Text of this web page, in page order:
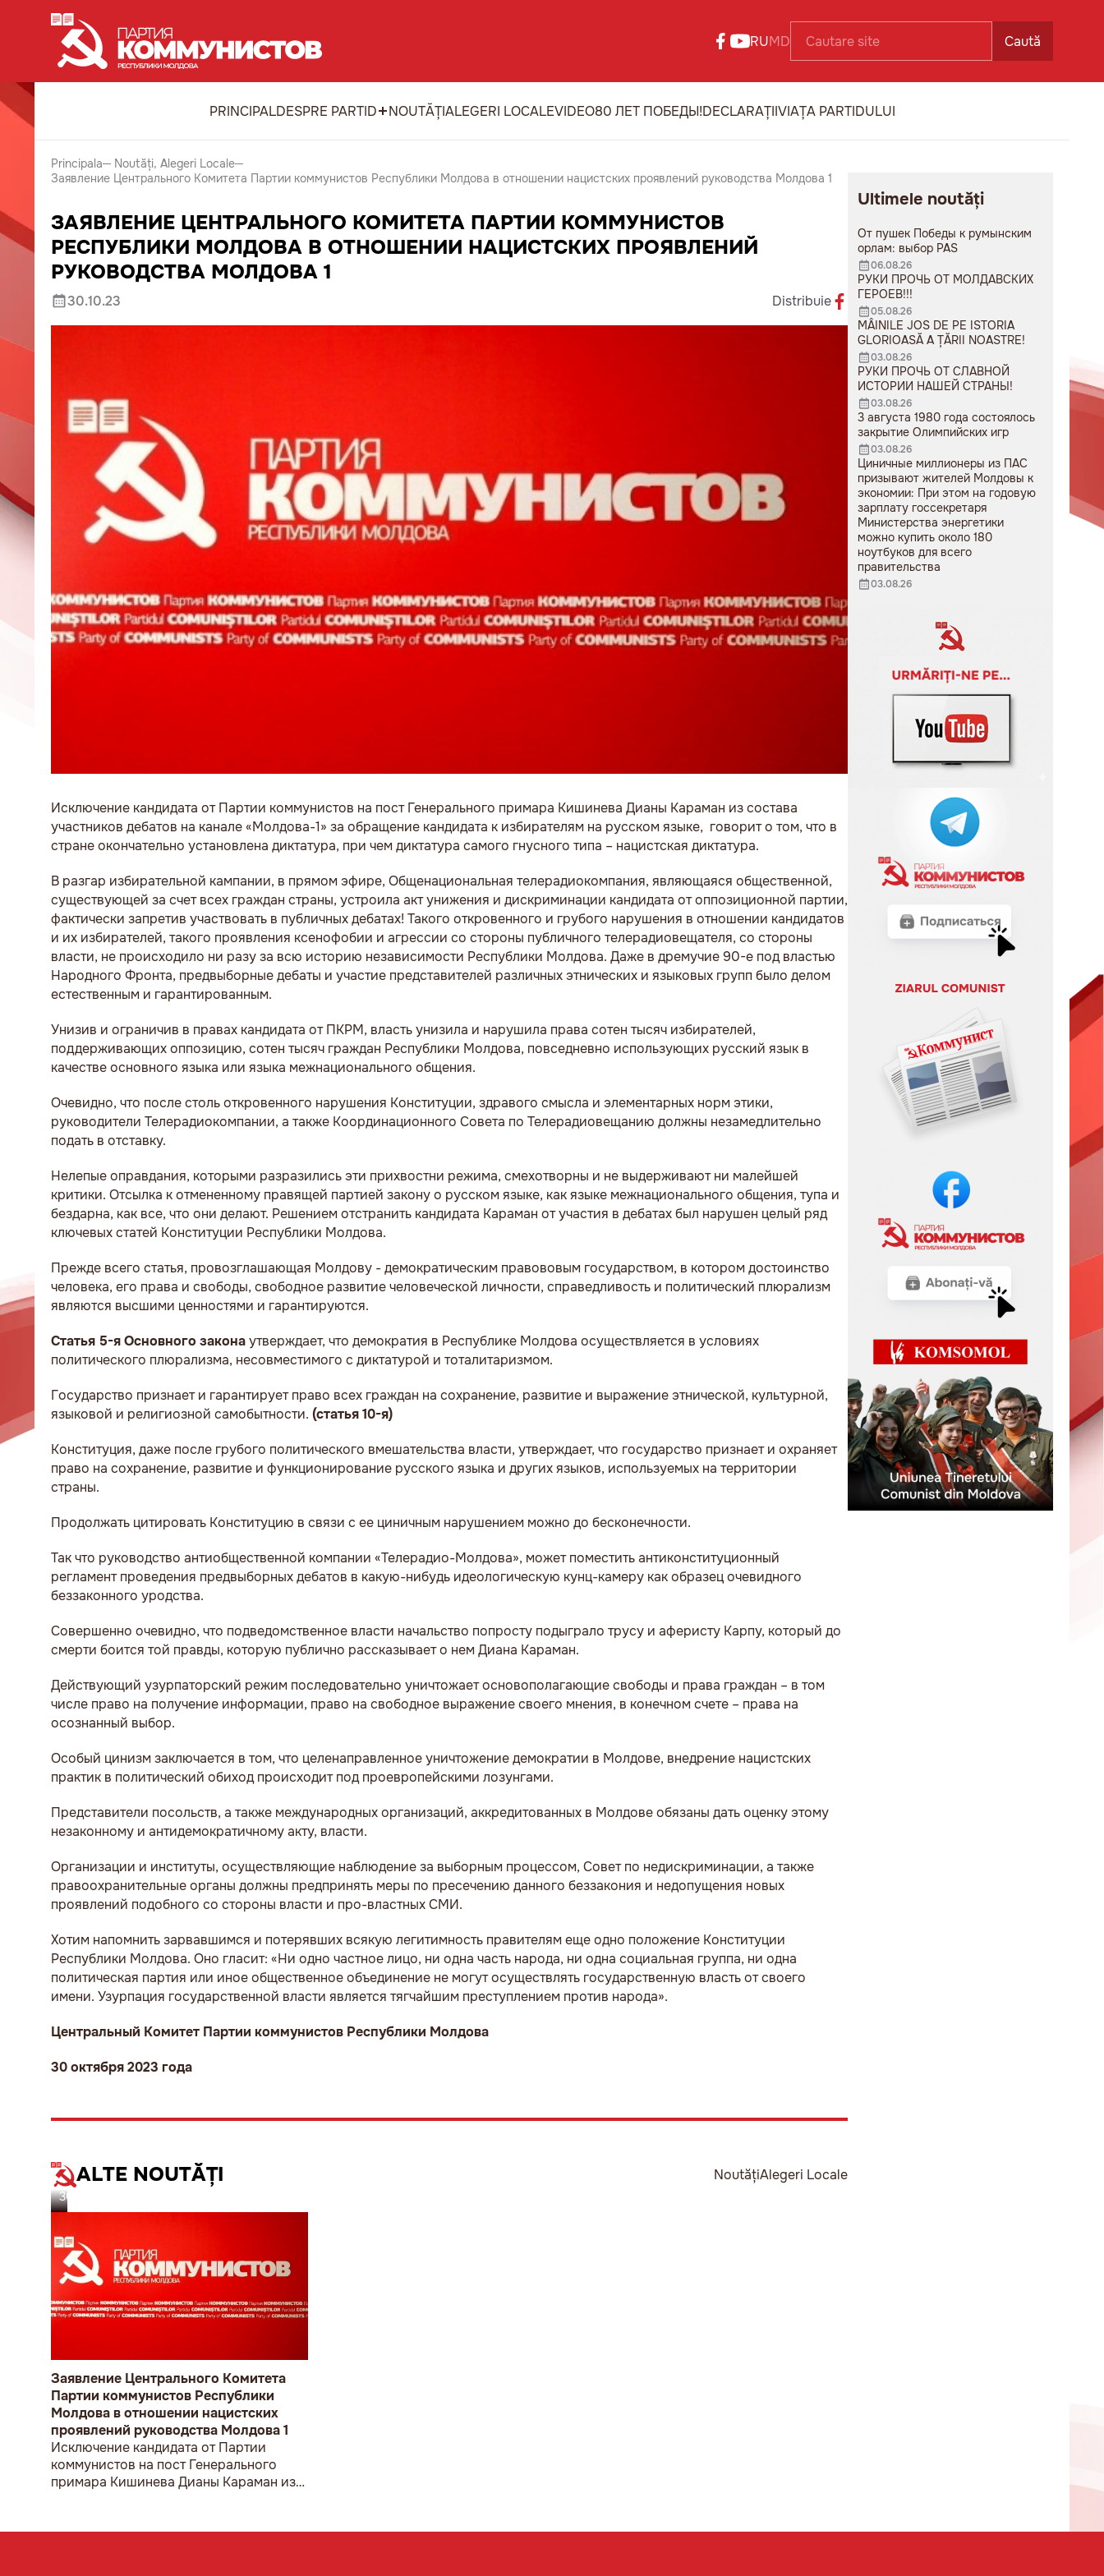
RUMD Caută
PRINCIPALDESPRE PARTID NOUTĂȚIALEGERI LOCALEVIDEO80 ЛЕТ ПОБЕДЫ!DECLARAȚIIVIAȚA PARTIDULUI
Principala Noutăți Alegeri Locale
Заявление Центрального Комитета Партии коммунистов Республики Молдова в отношении нацистских проявлений руководства Молдова 1
ЗАЯВЛЕНИЕ ЦЕНТРАЛЬНОГО КОМИТЕТА ПАРТИИ КОММУНИСТОВ
РЕСПУБЛИКИ МОЛДОВА В ОТНОШЕНИИ НАЦИСТСКИХ ПРОЯВЛЕНИЙ
РУКОВОДСТВА МОЛДОВА 1
30.10.23 Distribuie
Исключение кандидата от Партии коммунистов на пост Генерального примара Кишинева Дианы Караман из состава
участников дебатов на канале «Молдова-1» за обращение кандидата к избирателям на русском языке, говорит о том, что в
стране окончательно установлена диктатура, при чем диктатура самого гнусного типа – нацистская диктатура.
В разгар избирательной кампании, в прямом эфире, Общенациональная телерадиокомпания, являющаяся общественной,
существующей за счет всех граждан страны, устроила акт унижения и дискриминации кандидата от оппозиционной партии,
фактически запретив участвовать в публичных дебатах! Такого откровенного и грубого нарушения в отношении кандидатов
и их избирателей, такого проявления ксенофобии и агрессии со стороны публичного телерадиовещателя, со стороны
власти, не происходило ни разу за всю историю независимости Республики Молдова. Даже в дремучие 90-е под властью
Народного Фронта, предвыборные дебаты и участие представителей различных этнических и языковых групп было делом
естественным и гарантированным.
Унизив и ограничив в правах кандидата от ПКРМ, власть унизила и нарушила права сотен тысяч избирателей,
поддерживающих оппозицию, сотен тысяч граждан Республики Молдова, повседневно использующих русский язык в
качестве основного языка или языка межнационального общения.
Очевидно, что после столь откровенного нарушения Конституции, здравого смысла и элементарных норм этики,
руководители Телерадиокомпании, а также Координационного Совета по Телерадиовещанию должны незамедлительно
подать в отставку.
Нелепые оправдания, которыми разразились эти прихвостни режима, смехотворны и не выдерживают ни малейшей
критики. Отсылка к отмененному правящей партией закону о русском языке, как языке межнационального общения, тупа и
бездарна, как все, что они делают. Решением отстранить кандидата Караман от участия в дебатах был нарушен целый ряд
ключевых статей Конституции Республики Молдова.
Прежде всего статья, провозглашающая Молдову - демократическим правововым государством, в котором достоинство
человека, его права и свободы, свободное развитие человеческой личности, справедливость и политический плюрализм
являются высшими ценностями и гарантируются.
Статья 5-я Основного законаутверждает, что демократия в Республике Молдова осуществляется в условиях
политического плюрализма, несовместимого с диктатурой и тоталитаризмом.
Государство признает и гарантирует право всех граждан на сохранение, развитие и выражение этнической, культурной,
языковой и религиозной самобытности. (статья 10-я)
Конституция, даже после грубого политического вмешательства власти, утверждает, что государство признает и охраняет
право на сохранение, развитие и функционирование русского языка и других языков, используемых на территории
страны.
Продолжать цитировать Конституцию в связи с ее циничным нарушением можно до бесконечности.
Так что руководство антиобщественной компании «Телерадио-Молдова», может поместить антиконституционный
регламент проведения предвыборных дебатов в какую-нибудь идеологическую кунц-камеру как образец очевидного
беззаконного уродства.
Совершенно очевидно, что подведомственное власти начальство попросту подыграло трусу и аферисту Карпу, который до
смерти боится той правды, которую публично рассказывает о нем Диана Караман.
Действующий узурпаторский режим последовательно уничтожает основополагающие свободы и права граждан – в том
числе право на получение информации, право на свободное выражение своего мнения, в конечном счете – права на
осознанный выбор.
Особый цинизм заключается в том, что целенаправленное уничтожение демократии в Молдове, внедрение нацистских
практик в политический обиход происходит под проевропейскими лозунгами.
Представители посольств, а также международных организаций, аккредитованных в Молдове обязаны дать оценку этому
незаконному и антидемократичному акту, власти.
Организации и институты, осуществляющие наблюдение за выборным процессом, Совет по недискриминации, а также
правоохранительные органы должны предпринять меры по пресечению данного беззакония и недопущения новых
проявлений подобного со стороны власти и про-властных СМИ.
Хотим напомнить зарвавшимся и потерявших всякую легитимность правителям еще одно положение Конституции
Республики Молдова. Оно гласит: «Ни одно частное лицо, ни одна часть народа, ни одна социальная группа, ни одна
политическая партия или иное общественное объединение не могут осуществлять государственную власть от своего
имени. Узурпация государственной власти является тягчайшим преступлением против народа».
Центральный Комитет Партии коммунистов Республики Молдова
30 октября 2023 года
ALTE NOUTĂȚI NoutățiAlegeri Locale
30.10.23
Заявление Центрального Комитета
Партии коммунистов Республики
Молдова в отношении нацистских
проявлений руководства Молдова 1
Исключение кандидата от Партии
коммунистов на пост Генерального
примара Кишинева Дианы Караман из
избирателям на русском языке, говорит
Ultimele noutăți
От пушек Победы к румынским
орлам: выбор PAS
06.08.26
РУКИ ПРОЧЬ ОТ МОЛДАВСКИХ
ГЕРОЕВ!!!
05.08.26
MÂINILE JOS DE PE ISTORIA
GLORIOASĂ A ȚĂRII NOASTRE!
03.08.26
РУКИ ПРОЧЬ ОТ СЛАВНОЙ
ИСТОРИИ НАШЕЙ СТРАНЫ!
03.08.26
3 августа 1980 года состоялось
закрытие Олимпийских игр
03.08.26
Циничные миллионеры из ПАС
призывают жителей Молдовы к
экономии: При этом на годовую
зарплату госсекретаря
Министерства энергетики
можно купить около 180
ноутбуков для всего
правительства
03.08.26